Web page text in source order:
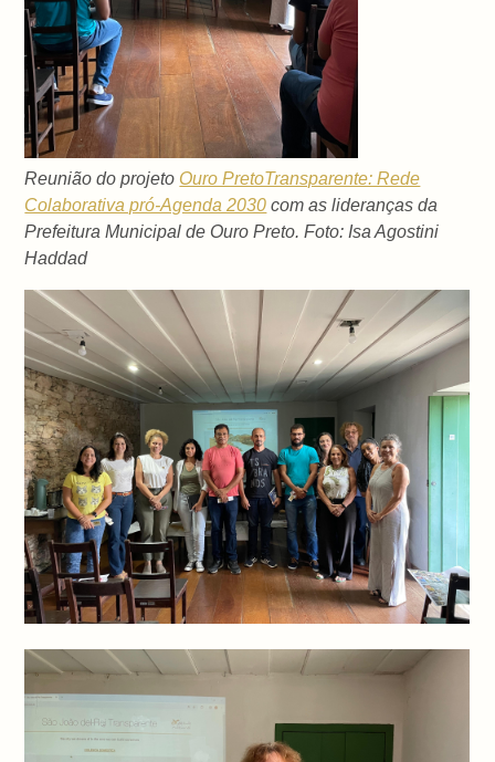
Reunião do projeto Ouro PretoTransparente: Rede
Colaborativa pró-Agenda 2030 com as lideranças da
Prefeitura Municipal de Ouro Preto. Foto: Isa Agostini
Haddad